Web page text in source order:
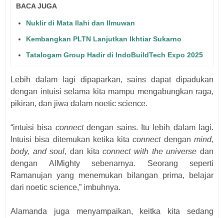
BACA JUGA
Nuklir di Mata Ilahi dan Ilmuwan
Kembangkan PLTN Lanjutkan Ikhtiar Sukarno
Tatalogam Group Hadir di IndoBuildTech Expo 2025
Lebih dalam lagi dipaparkan, sains dapat dipadukan
dengan intuisi selama kita mampu mengabungkan raga,
pikiran, dan jiwa dalam noetic science.
“intuisi bisa connectdengan sains. Itu lebih dalam lagi.
Intuisi bisa ditemukan ketika kitaconnectdenganmind,
body, and soul, dan kitaconnect with the universe dan
dengan AlMighty sebenarnya. Seorang seperti
Ramanujan yang menemukan bilangan prima, belajar
dari noetic science,” imbuhnya.
Alamanda juga menyampaikan, keitka kita sedang